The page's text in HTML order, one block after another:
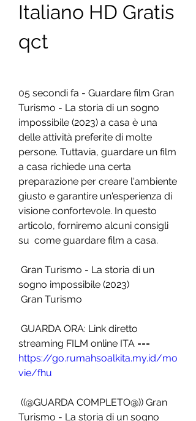
Italiano HD Gratis
qct
05 secondi fa - Guardare film Gran
Turismo - La storia di un sogno
impossibile (2023) a casa è una
delle attività preferite di molte
persone. Tuttavia, guardare un film
a casa richiede una certa
preparazione per creare l'ambiente
giusto e garantire un'esperienza di
visione confortevole. In questo
articolo, forniremo alcuni consigli
su  come guardare film a casa.
sogno impossibile (2023)
Gran Turismo
https://go.rumahsoalkita.my.id/mo
vie/fhu
Turismo - La storia di un sogno